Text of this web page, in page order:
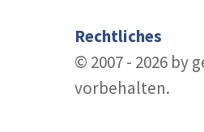
Rechtliches
© 2007 - 2026 by
vorbehalten.